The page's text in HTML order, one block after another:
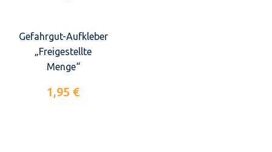
Gefahrgut-Aufkleber
„Freigestellte
Menge“
1,95 €